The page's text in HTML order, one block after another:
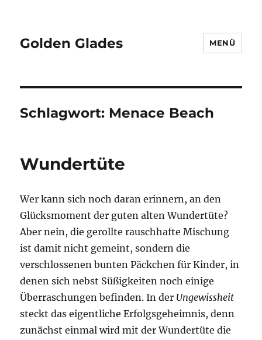
Golden Glades MENÜ
Schlagwort: Menace Beach
Wundertüte
Wer kann sich noch daran erinnern, an den
Glücksmoment der guten alten Wundertüte?
Aber nein, die gerollte rauschhafte Mischung
ist damit nicht gemeint, sondern die
verschlossenen bunten Päckchen für Kinder, in
denen sich nebst Süßigkeiten noch einige
Überraschungen befinden. In der Ungewissheit
steckt das eigentliche Erfolgsgeheimnis, denn
zunächst einmal wird mit der Wundertüte die